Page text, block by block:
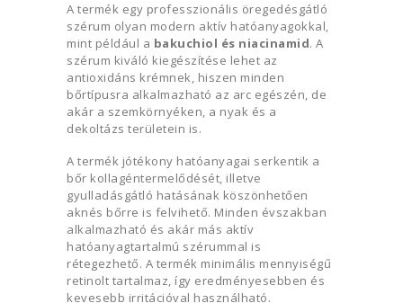
A termék egy professzionális öregedésgátló
szérum olyan modern aktív hatóanyagokkal,
mint például a bakuchiol és niacinamid. A
szérum kiváló kiegészítése lehet az
antioxidáns krémnek, hiszen minden
bőrtípusra alkalmazható az arc egészén, de
akár a szemkörnyéken, a nyak és a
dekoltázs területein is.
A termék jótékony hatóanyagai serkentik a
bőr kollagéntermelődését, illetve
gyulladásgátló hatásának köszönhetően
aknés bőrre is felvihető. Minden évszakban
alkalmazható és akár más aktív
hatóanyagtartalmú szérummal is
rétegezhető. A termék minimális mennyiségű
retinolt tartalmaz, így eredményesebben és
kevesebb irritációval használható.